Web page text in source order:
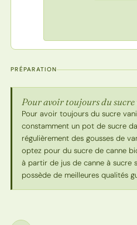
PRÉPARATION
Pour avoir toujours du
Pour avoir toujours du sucre
constamment un pot de sucre
régulièrement des gousses de
optez pour du sucre de canne
à partir de jus de canne à sucre
possède de meilleures qualités